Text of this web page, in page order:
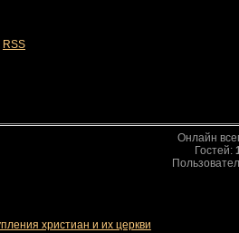
RSS
Онлайн
Гостей:
христиан и их церкви